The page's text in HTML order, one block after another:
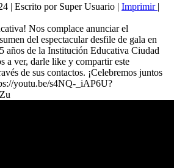
| Escrito por Super Usuario | Imprimir |
Nos complace anunciar el
del espectacular desfile de gala en
años de la Institución Educativa Ciudad
a ver, darle like y compartir este
de sus contactos. ¡Celebremos juntos
youtu.be/s4NQ-_iAP6U?